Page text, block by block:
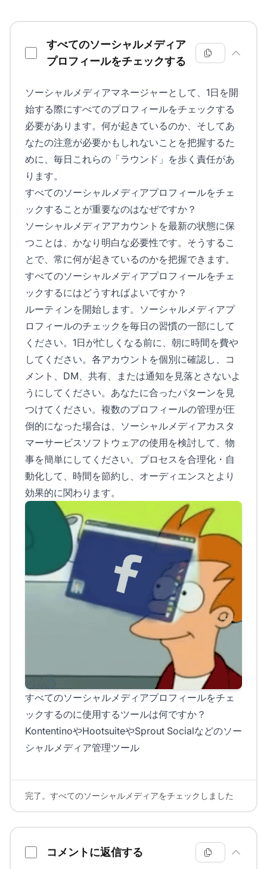
ソーシャルメディア管理チェックリスト
すべてのソーシャルメディア
プロフィールをチェックする
ソーシャルメディアマネージャーとして、1日を開
始する際にすべてのプロフィールをチェックする
必要があります。何が起きているのか、そしてあ
なたの注意が必要かもしれないことを把握するた
めに、毎日これらの「ラウンド」を歩く責任があ
ります。
すべてのソーシャルメディアプロフィールをチェ
ックすることが重要なのはなぜですか？
ソーシャルメディアアカウントを最新の状態に保
つことは、かなり明白な必要性です。そうするこ
とで、常に何が起きているのかを把握できます。
すべてのソーシャルメディアプロフィールをチェ
ックするにはどうすればよいですか？
ルーティンを開始します。ソーシャルメディアプ
ロフィールのチェックを毎日の習慣の一部にして
ください。1日が忙しくなる前に、朝に時間を費や
してください。各アカウントを個別に確認し、コ
メント、DM、共有、または通知を見落とさないよ
うにしてください。あなたに合ったパターンを見
つけてください。複数のプロフィールの管理が圧
倒的になった場合は、ソーシャルメディアカスタ
マーサービスソフトウェアの使用を検討して、物
事を簡単にしてください。プロセスを合理化・自
動化して、時間を節約し、オーディエンスとより
効果的に関わります。
すべてのソーシャルメディアプロフィールをチェ
ックするのに使用するツールは何ですか？
KontentinoやHootsuiteやSprout Socialなどのソー
シャルメディア管理ツール
完了。すべてのソーシャルメディアをチェックしました
コメントに返信する